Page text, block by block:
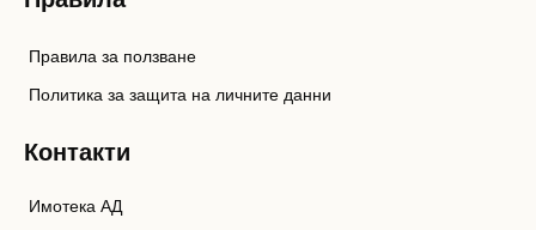
Правила за ползване
Политика за защита на личните данни
Контакти
Имотека АД